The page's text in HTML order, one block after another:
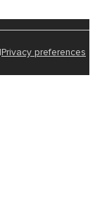
Privacy preferences